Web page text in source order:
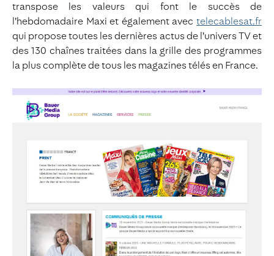
transpose les valeurs qui font le succès de
l’hebdomadaire Maxi et également avec telecablesat.fr
qui propose toutes les dernières actus de l’univers TV et
des 130 chaînes traitées dans la grille des programmes
la plus complète de tous les magazines télés en France.